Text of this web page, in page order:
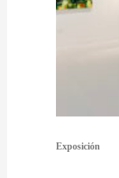
Exposición